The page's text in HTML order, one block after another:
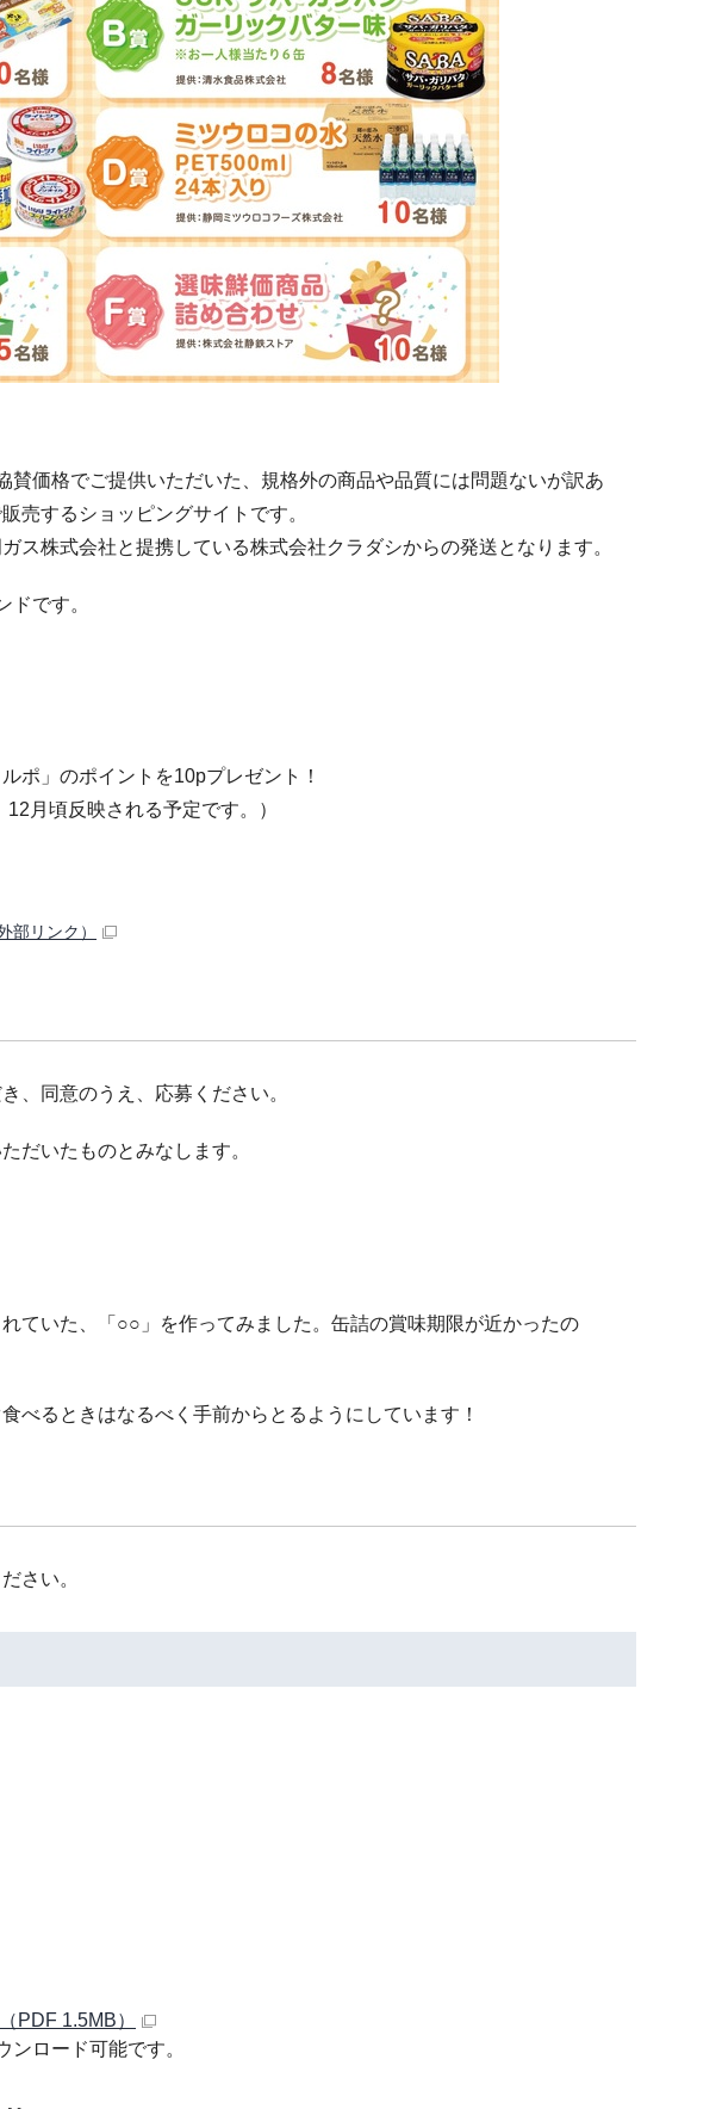
価格でご提供いただいた、規格外の商品や品質には問題ないが訳あ
売するショッピングサイトです。
ス株式会社と提携している株式会社クラダシからの発送となります。
です。
ポ」のポイントを10pプレゼント！
月頃反映される予定です。）
外部リンク）
、同意のうえ、応募ください。
だいたものとみなします。
ていた、「○○」を作ってみました。缶詰の賞味期限が近かったの
べるときはなるべく手前からとるようにしています！
さい。
PDF 1.5MB）
ロード可能です。